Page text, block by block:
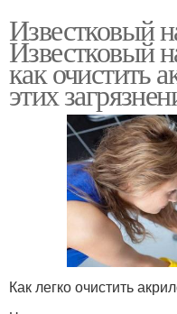
Известковый
Известковый
как очистить
этих
Как легко очистить